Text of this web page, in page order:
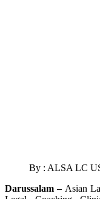
By : ALSA LC
Darussalam – Asian